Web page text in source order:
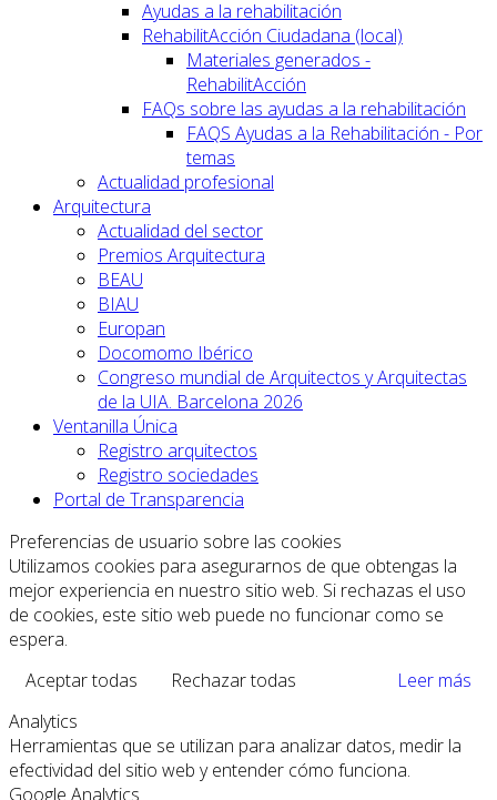
Ayudas a la rehabilitación
RehabilitAcción Ciudadana (local)
Materiales generados -
RehabilitAcción
FAQs sobre las ayudas a la rehabilitación
FAQS Ayudas a la Rehabilitación - Por
temas
Actualidad profesional
Arquitectura
Actualidad del sector
Premios Arquitectura
BEAU
BIAU
Europan
Docomomo Ibérico
Congreso mundial de Arquitectos y Arquitectas
de la UIA. Barcelona 2026
Ventanilla Única
Registro arquitectos
Registro sociedades
Portal de Transparencia
Preferencias de usuario sobre las cookies
Utilizamos cookies para asegurarnos de que obtengas la
mejor experiencia en nuestro sitio web. Si rechazas el uso
de cookies, este sitio web puede no funcionar como se
espera.
Aceptar todas
Rechazar todas
Leer más
Analytics
Herramientas que se utilizan para analizar datos, medir la
efectividad del sitio web y entender cómo funciona.
Google Analytics